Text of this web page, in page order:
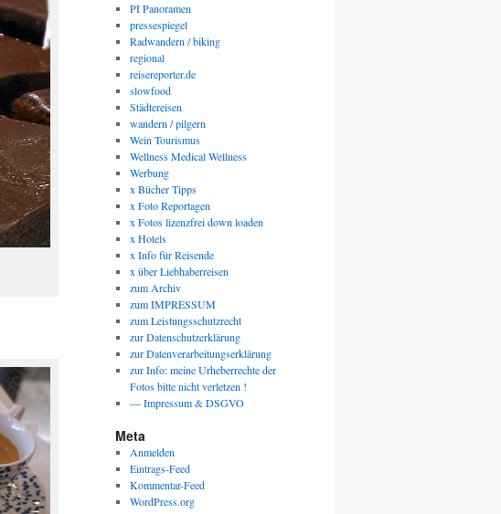
PI Panoramen
pressespiegel
Radwandern / biking
regional
reisereporter.de
slowfood
Städtereisen
wandern / pilgern
Wein Tourismus
Wellness Medical Wellness
Werbung
x Bücher Tipps
x Foto Reportagen
x Fotos lizenzfrei down loaden
x Hotels
x Info für Reisende
x über Liebhaberreisen
zum Archiv
zum IMPRESSUM
zum Leistungsschutzrecht
zur Datenschutzerklärung
zur Datenverarbeitungserklärung
zur Info: meine Urheberrechte der
Fotos bitte nicht verletzen !
— Impressum & DSGVO
Meta
Anmelden
Eintrags-Feed
Kommentar-Feed
WordPress.org